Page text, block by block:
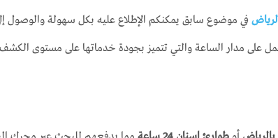
في موضوع سابق يمكنكم الإطلاع عليه بكل سهولة والوصول
على مدار الساعة والتي تتميز بجودة خدماتها على مستوى